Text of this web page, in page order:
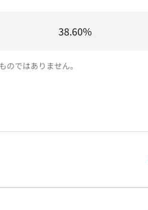
38.60%
ではありません。